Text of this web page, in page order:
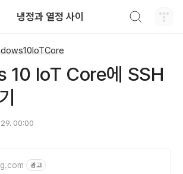
냉정과 열정 사이
10 IoT Core에 SSH
29. 00:00
광고